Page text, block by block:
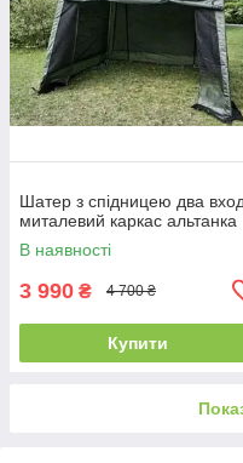
Шатер з спідницею два
миталевий каркас альтанка
В наявності
3 990 ₴ 4 700 ₴
Купити